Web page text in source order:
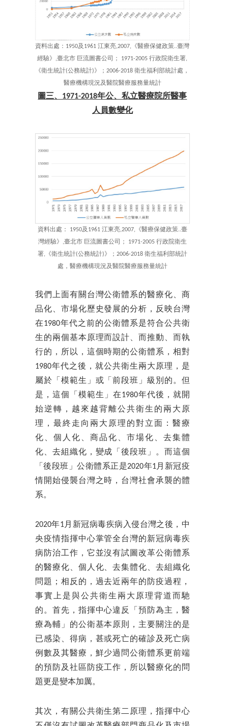
資料出處：1950及1961 江東亮,2007,《醫療保健政策..臺灣
經驗》,臺北市 巨流圖書公司； 1971-2005 行政院衛生署,
《衛生統計(公務統計)》；2006-2018 衛生福利部統計處，
醫療機構現況及醫院醫療服務量統計
圖三、1971-2018年公、私立醫療院所醫事
人員數變化
資料出處： 1950及1961 江東亮,2007,《醫療保健政策..臺
灣經驗》,臺北市 巨流圖書公司； 1971-2005 行政院衛生
署,《衛生統計(公務統計)》；2006-2018 衛生福利部統計
處，醫療機構現況及醫院醫療服務量統計
我們上面有關台灣公衛體系的醫療化、商
品化、市場化歷史發展的分析，反映台灣
在1980年代之前的公衛體系是符合公共衛
生的兩個基本原理而設計、而推動、而執
行的，所以，這個時期的公衛體系，相對
1980年代之後，就公共衛生兩大原理，是
屬於「模範生」或「前段班」級別的。但
是，這個「模範生」在1980年代後，就開
始逆轉，越來越背離公共衛生的兩大原
理，最終走向兩大原理的對立面：醫療
化、個人化、商品化、市場化、去集體
化、去組織化，變成「後段班」。而這個
「後段班」公衛體系正是2020年1月新冠疫
情開始侵襲台灣之時，台灣社會承襲的體
系。
2020年1月新冠病毒疾病入侵台灣之後，中
央疫情指揮中心掌管全台灣的新冠病毒疾
病防治工作，它並沒有試圖改革公衛體系
的醫療化、個人化、去集體化、去組織化
問題；相反的，過去近兩年的防疫過程，
事實上是與公共衛生兩大原理背道而馳
的。首先，指揮中心違反「預防為主，醫
療為輔」的公衛基本原則，主要關注的是
已感染、得病，甚或死亡的確診及死亡病
例數及其醫療，鮮少過問公衛體系更前端
的預防及社區防疫工作，所以醫療化的問
題更是變本加厲。
其次，有關公共衛生第二原理，指揮中心